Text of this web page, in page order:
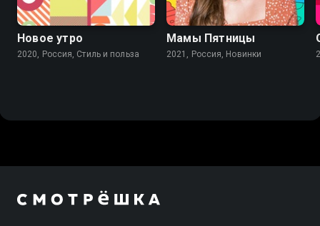
Новое утро
2020, Россия, Стиль и польза
Мамы Пятницы
2021, Россия, Новинки